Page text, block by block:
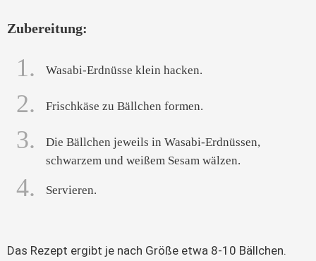
Zubereitung:
1. Wasabi-Erdnüsse klein hacken.
2. Frischkäse zu Bällchen formen.
3.
Die Bällchen jeweils in Wasabi-Erdnüssen,
schwarzem und weißem Sesam wälzen.
4. Servieren.
Das Rezept ergibt je nach Größe etwa 8-10 Bällchen.